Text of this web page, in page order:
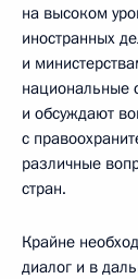
на высоком
иностранных
и
национальные
и обсуждают
с
различные
стран.
Крайне
диалог и в